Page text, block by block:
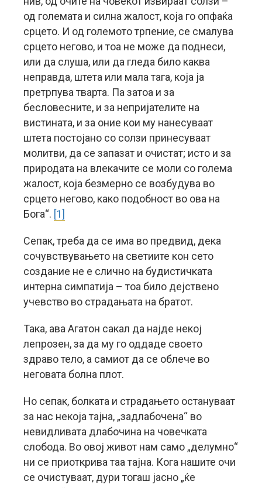
од големата и силна жалост, која го опфаќа
срцето. И од големото трпение, се смалува
срцето негово, и тоа не може да поднеси,
или да слуша, или да гледа било каква
неправда, штета или мала тага, која ја
претрпува тварта. Па затоа и за
бесловесните, и за непријателите на
вистината, и за оние кои му нанесуваат
штета постојано со солзи принесуваат
молитви, да се запазат и очистат; исто и за
природата на влекачите се моли со голема
жалост, која безмерно се возбудува во
срцето негово, како подобност во ова на
Бога“. [1]
Сепак, треба да се има во предвид, дека
сочувствувањето на светиите кон сето
создание не е слично на будистичката
интерна симпатија – тоа било дејствено
учевство во страдањата на братот.
Така, ава Агатон сакал да најде некој
лепрозен, за да му го оддаде своето
здраво тело, а самиот да се облече во
неговата болна плот.
Но сепак, болката и страдањето остануваат
за нас некоја тајна, „задлабочена“ во
невидливата длабочина на човечката
слобода. Во овој живот нам само „делумно“
ни се приоткрива таа тајна. Кога нашите очи
се очистуваат, дури тогаш јасно „ќе